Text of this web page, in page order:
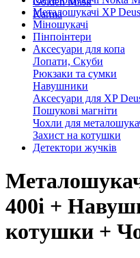
Karma
Металошукачі XP
Міношукачі
Пінпоінтери
Аксесуари для копа
Лопати, Скуби
Рюкзаки та сумки
Навушники
Аксесуари для XP
Пошукові магніти
Чохли для
Захист на котушки
Детектори жучків
400i +
котушки +